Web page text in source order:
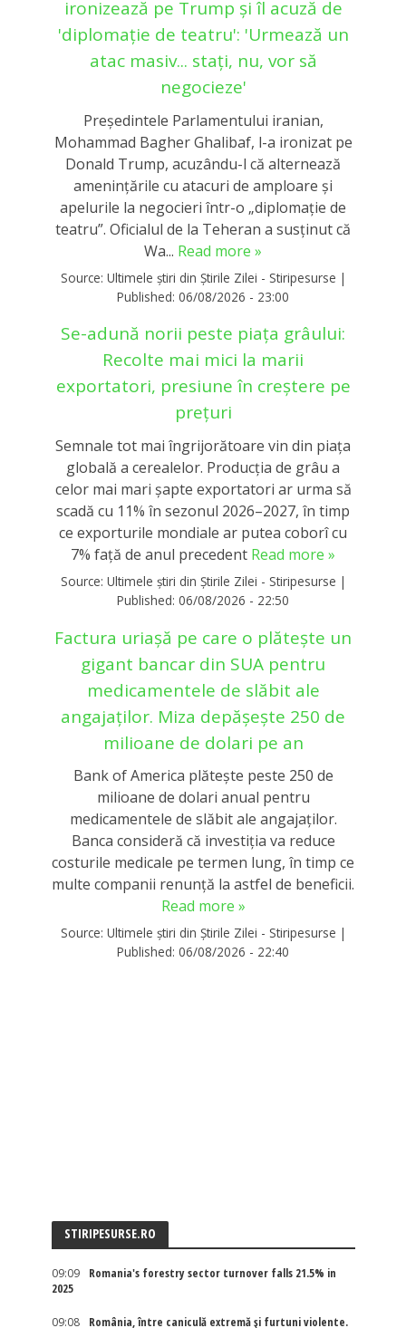
ironizează pe Trump și îl acuză de
'diplomație de teatru': 'Urmează un
atac masiv... stați, nu, vor să
negocieze'
Președintele Parlamentului iranian,
Mohammad Bagher Ghalibaf, l-a ironizat pe
Donald Trump, acuzându-l că alternează
amenințările cu atacuri de amploare și
apelurile la negocieri într-o „diplomație de
teatru”. Oficialul de la Teheran a susținut că
Wa... Read more »
Source: Ultimele știri din Știrile Zilei - Stiripesurse |
Published: 06/08/2026 - 23:00
Se-adună norii peste piața grâului:
Recolte mai mici la marii
exportatori, presiune în creștere pe
prețuri
Semnale tot mai îngrijorătoare vin din piața
globală a cerealelor. Producția de grâu a
celor mai mari șapte exportatori ar urma să
scadă cu 11% în sezonul 2026–2027, în timp
ce exporturile mondiale ar putea coborî cu
7% față de anul precedent Read more »
Source: Ultimele știri din Știrile Zilei - Stiripesurse |
Published: 06/08/2026 - 22:50
Factura uriașă pe care o plătește un
gigant bancar din SUA pentru
medicamentele de slăbit ale
angajaților. Miza depășește 250 de
milioane de dolari pe an
Bank of America plătește peste 250 de
milioane de dolari anual pentru
medicamentele de slăbit ale angajaților.
Banca consideră că investiția va reduce
costurile medicale pe termen lung, în timp ce
multe companii renunță la astfel de beneficii.
Read more »
Source: Ultimele știri din Știrile Zilei - Stiripesurse |
Published: 06/08/2026 - 22:40
STIRIPESURSE.RO
09:09
Romania's forestry sector turnover falls 21.5% in
2025
09:08
România, între caniculă extremă și furtuni violente.